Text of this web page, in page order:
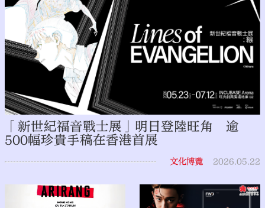
「新世紀福音戰士展」明日登陸旺角 逾
500幅珍貴手稿在香港首展
文化博覽 2026.05.22